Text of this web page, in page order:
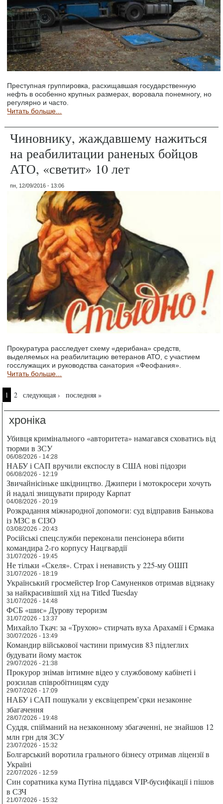
Преступная группировка, расхищавшая государственную
нефть в особенно крупных размерах, воровала понемногу, но
регулярно и часто.
Читать больше...
Чиновнику, жаждавшему нажиться
на реабилитации раненых бойцов
АТО, «светит» 10 лет
пн, 12/09/2016 - 13:06
Прокуратура расследует схему «дерибана» средств,
выделяемых на реабилитацию ветеранов АТО, с участием
госслужащих и руководства санатория «Феофания».
Читать больше...
Страницы
1 2 следующая › последняя »
хроніка
Убивця кримінального «авторитета» намагався сховатись від
тюрми в ЗСУ
06/08/2026 - 14:28
НАБУ і САП вручили експослу в США нові підозри
06/08/2026 - 12:19
Звичайнісіньке шкідництво. Джипери і мотокросери хочуть
й надалі знищувати природу Карпат
04/08/2026 - 20:19
Розкрадання міжнародної допомоги: суд відправив Банькова
із МЗС в СІЗО
03/08/2026 - 20:43
Російські спецслужби переконали пенсіонера вбити
командира 2-го корпусу Нацгвардії
31/07/2026 - 19:45
Не тільки «Скеля». Страх і ненависть у 225-му ОШП
31/07/2026 - 18:19
Український гросмейстер Ігор Самуненков отримав відзнаку
за найкрасивіший хід на Titled Tuesday
31/07/2026 - 14:48
ФСБ «шиє» Дурову тероризм
31/07/2026 - 13:37
Михайло Ткач: за «Трухою» стирчать вуха Арахамії і Єрмака
30/07/2026 - 13:49
Командир військової частини примусив 83 підлеглих
будувати йому маєток
29/07/2026 - 21:38
Прокурор знімав інтимне відео у службовому кабінеті і
розсилав співробітницям суду
29/07/2026 - 17:09
НАБУ і САП пошукали у ексвіцепрем’єрки незаконне
збагачення
28/07/2026 - 19:48
Суддя, спійманий на незаконному збагаченні, не знайшов 12
млн грн для ЗСУ
23/07/2026 - 15:32
Болгарський воротила грального бізнесу отримав ліцензії в
Україні
22/07/2026 - 12:59
Син соратника кума Путіна піддався VIP-бусифікації і пішов
в СЗЧ
21/07/2026 - 15:32